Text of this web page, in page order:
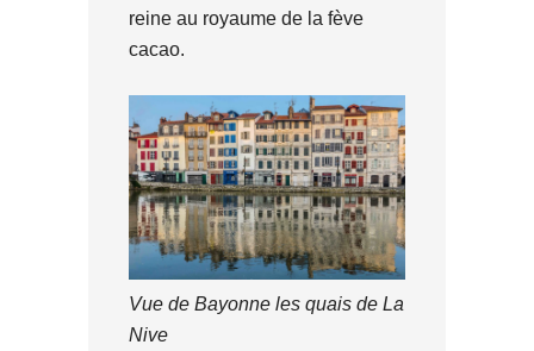
reine au royaume de la fève
cacao.
Vue de Bayonne les quais de La
Nive